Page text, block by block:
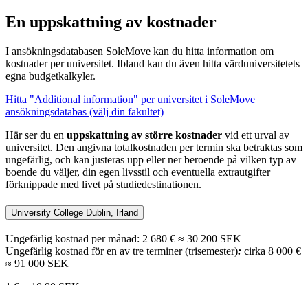
En uppskattning av kostnader
I ansökningsdatabasen SoleMove kan du hitta information om
kostnader per universitet. Ibland kan du även hitta värduniversitetets
egna budgetkalkyler.
Hitta "Additional information" per universitet i SoleMove
ansökningsdatabas (välj din fakultet)
Här ser du en uppskattning av större kostnader vid ett urval av
universitet. Den angivna totalkostnaden per termin ska betraktas som
ungefärlig, och kan justeras upp eller ner beroende på vilken typ av
boende du väljer, din egen livsstil och eventuella extrautgifter
förknippade med livet på studiedestinationen.
University College Dublin, Irland
Ungefärlig kostnad per månad: 2 680 € ≈ 30 200 SEK
Ungefärlig kostnad för en av tre terminer (trisemester): cirka 8 000 €
≈ 91 000 SEK